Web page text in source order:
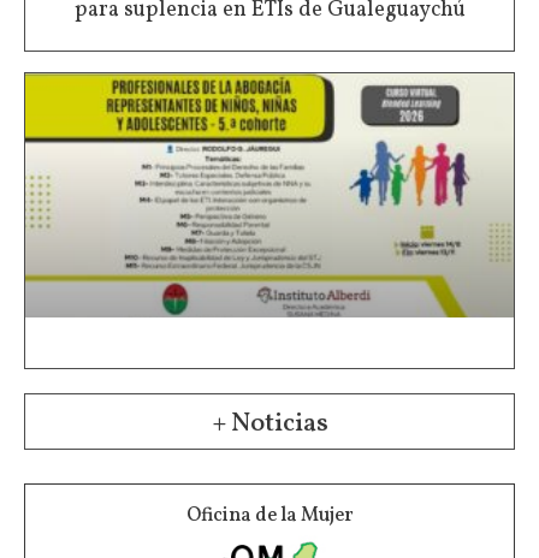
para suplencia en ETIs de Gualeguaychú
+ Noticias
Oficina de la Mujer